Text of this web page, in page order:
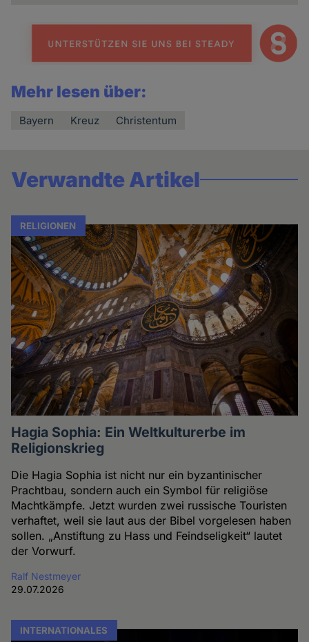
Mehr lesen über:
Bayern Kreuz Christentum
Verwandte Artikel
RELIGIONEN
Hagia Sophia: Ein Weltkulturerbe im
Religionskrieg
Die Hagia Sophia ist nicht nur ein byzantinischer
Prachtbau, sondern auch ein Symbol für religiöse
Machtkämpfe. Jetzt wurden zwei russische Touristen
verhaftet, weil sie laut aus der Bibel vorgelesen haben
sollen. „Anstiftung zu Hass und Feindseligkeit“ lautet
der Vorwurf.
Ralf Nestmeyer
29.07.2026
INTERNATIONALES